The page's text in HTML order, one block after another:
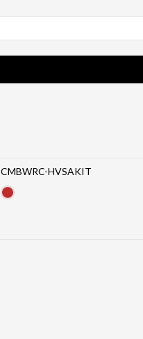
CMBWRC-HVSAKIT